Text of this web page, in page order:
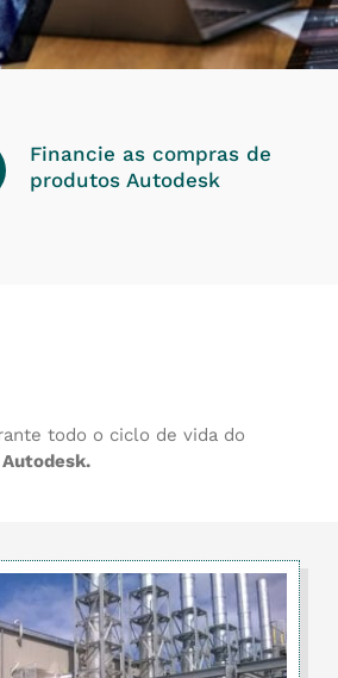
Financie as compras de
produtos Autodesk
todo o ciclo de vida do